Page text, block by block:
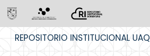
REPOSITORIO INSTITUCIONAL UAQ